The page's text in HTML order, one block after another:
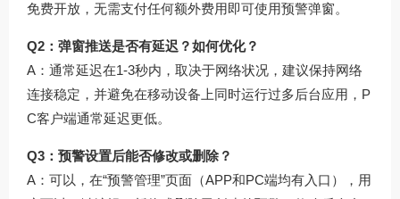
免费开放，无需支付任何额外费用即可使用预警弹窗。
Q2：弹窗推送是否有延迟？如何优化？
A：通常延迟在1-3秒内，取决于网络状况，建议保持网络
连接稳定，并避免在移动设备上同时运行过多后台应用，P
C客户端通常延迟更低。
Q3：预警设置后能否修改或删除？
A：可以，在“预警管理”页面（APP和PC端均有入口），用